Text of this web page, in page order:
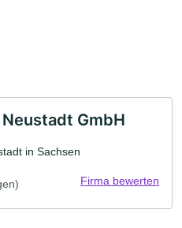
GmbH
in Sachsen
Firma bewerten